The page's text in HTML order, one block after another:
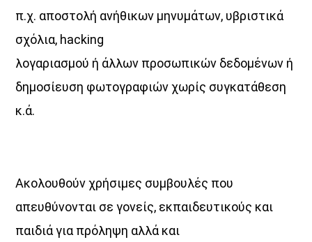
π.χ. αποστολή ανήθικων μηνυμάτων, υβριστικά
σχόλια, hacking
λογαριασμού ή άλλων προσωπικών δεδομένων ή
δημοσίευση φωτογραφιών χωρίς συγκατάθεση
κ.ά.
Ακολουθούν χρήσιμες συμβουλές που
απευθύνονται σε γονείς, εκπαιδευτικούς και
παιδιά για πρόληψη αλλά και